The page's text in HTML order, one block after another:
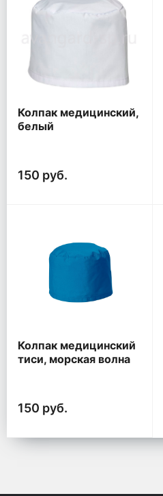
Колпак медицинский,
белый
150 руб.
Колпак медицинский
тиси, морская волна
150 руб.